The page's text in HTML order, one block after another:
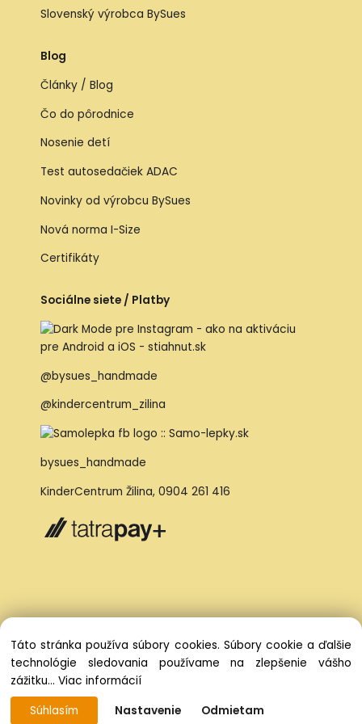
Slovenský výrobca BySues
Blog
Články / Blog
Čo do pôrodnice
Nosenie detí
Test autosedačiek ADAC
Novinky od výrobcu BySues
Nová norma I-Size
Certifikáty
Sociálne siete / Platby
@bysues_handmade
@kindercentrum_zilina
bysues_handmade
KinderCentrum Žilina, 0904 261 416
Vytvorené systémom ClickEshop.sk
Táto stránka používa súbory cookies. Súbory cookie a ďalšie
technológie sledovania používame na zlepšenie vášho
zážitku... Viac informácií
Súhlasím
Nastavenie Odmietam